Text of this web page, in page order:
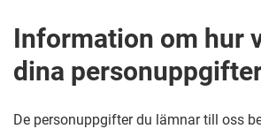
Information om hur
dina
De personuppgifter du lämnar till oss